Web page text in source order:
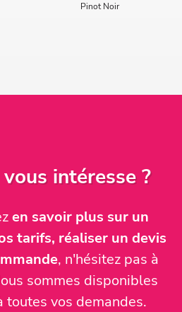
Pinot Noir
intéresse ?
en savoir plus sur un
tarifs, réaliser un devis
, n'hésitez pas à
sommes disponibles
toutes vos demandes.